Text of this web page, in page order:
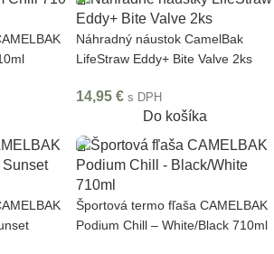
Náhradný náustok CamelBak
LifeStraw Eddy+ Bite Valve 2ks
14,95 € s DPH
Do košíka
Športová termo fľaša CAMELBAK
Podium Chill – White/Black 710ml